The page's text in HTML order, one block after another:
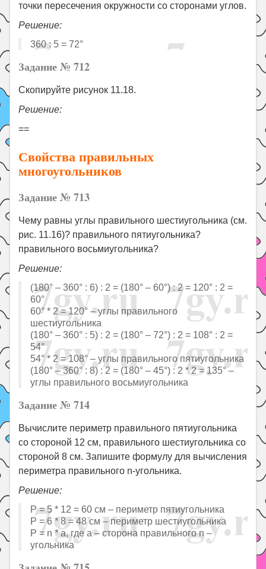
точки пересечения окружности со сторонами углов.
Решение:
360 : 5 = 72°
Задание № 712
Скопируйте рисунок 11.18.
Решение:
==
Свойства правильных
многоугольников
Задание № 713
Чему равны углы правильного шестиугольника (см.
рис. 11.16)? правильного пятиугольника?
правильного восьмиугольника?
Решение:
(180° – 360° : 6) : 2 = (180° – 60°) : 2 = 120° : 2 =
60°
60° * 2 = 120° – углы правильного
шестиугольника
(180° – 360° : 5) : 2 = (180° – 72°) : 2 = 108° : 2 =
54°
54° * 2 = 108° – углы правильного пятиугольника
(180° – 360° : 8) : 2 = (180° – 45°) : 2 * 2 = 135° –
углы правильного восьмиугольника
Задание № 714
Вычислите периметр правильного пятиугольника
со стороной 12 см, правильного шестиугольника со
стороной 8 см. Запишите формулу для вычисления
периметра правильного n-угольника.
Решение:
Р = 5 * 12 = 60 см – периметр пятиугольника
Р = 6 * 8 = 48 см – периметр шестиугольника
Р = n * а, где а – сторона правильного n –
угольника